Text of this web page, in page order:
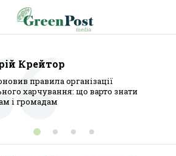
Крейтор
правила організації
харчування: що варто знати
і громадам